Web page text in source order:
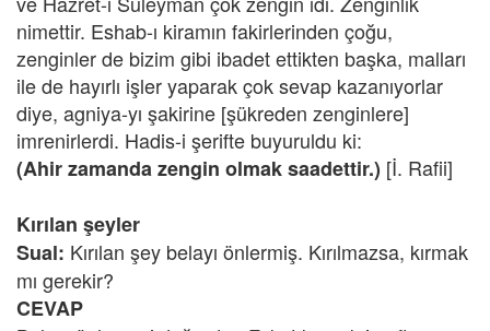
nimettir. Eshab-ı kiramın fakirlerinden çoğu,
zenginler de bizim gibi ibadet ettikten başka, malları
ile de hayırlı işler yaparak çok sevap kazanıyorlar
diye, agniya-yı şakirine [şükreden zenginlere]
imrenirlerdi. Hadis-i şerifte buyuruldu ki:
(Ahir zamanda zengin olmak saadettir.) [İ. Rafii]
Kırılan şeyler
Sual: Kırılan şey belayı önlermiş. Kırılmazsa, kırmak
mı gerekir?
CEVAP